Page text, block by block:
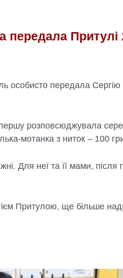
передала
особисто передала
розповсюджувала
мотанка з ниток – 100
Для неї та її мами,
Притулою, ще більше